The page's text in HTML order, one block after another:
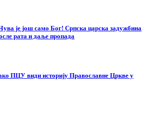
је још само Бог! Српска царска задужбина
рата и даље пропада
ПЦУ види историју Православне Цркве у